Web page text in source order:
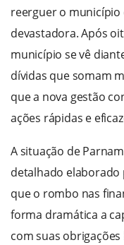
reerguer o município
devastadora. Após
município se vê
dívidas que somam
que a nova gestão
ações rápidas e
A situação de
detalhado elaborado
que o rombo nas
forma dramática a
com suas